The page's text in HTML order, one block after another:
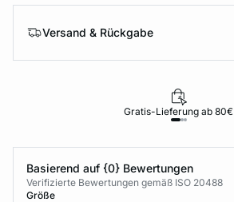
Versand & Rückgabe
Gratis-Lieferung ab 80€
Basierend auf {0} Bewertungen
Verifizierte Bewertungen gemäß ISO 20488
Größe